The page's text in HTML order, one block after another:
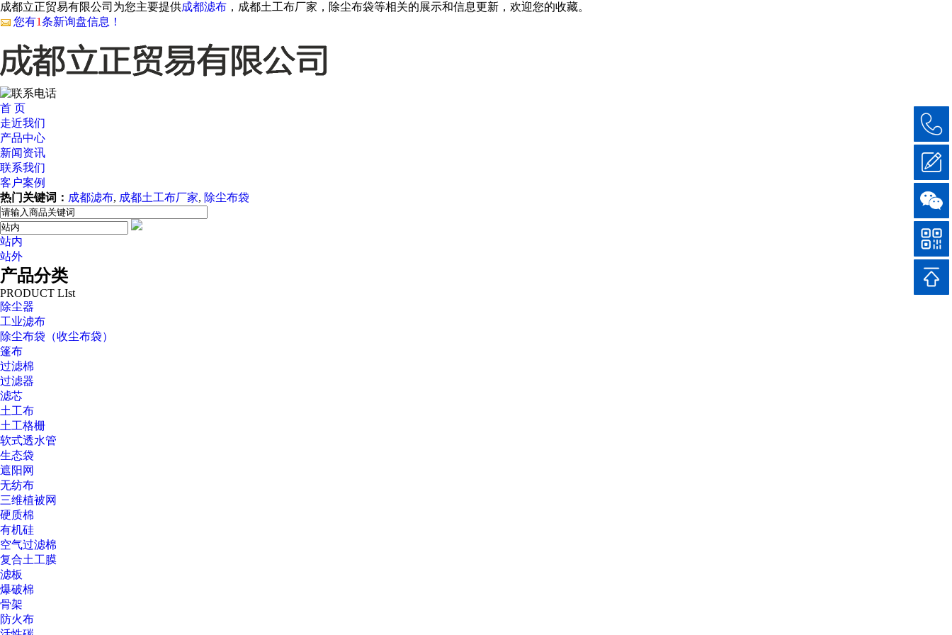
成都立正贸易有限公司为您主要提供成都滤布 ，成都土工布厂家，除尘布袋等相关的展示和信息更新，欢迎您的收藏。
您有1条新询盘信息！
首 页
走近我们
产品中心
新闻资讯
联系我们
客户案例
热门关键词： 成都滤布, 成都土工布厂家, 除尘布袋
站内
站外
产品分类
PRODUCT LIst
除尘器
工业滤布
除尘布袋（收尘布袋）
篷布
过滤棉
过滤器
滤芯
土工布
土工格栅
软式透水管
生态袋
遮阳网
无纺布
三维植被网
硬质棉
有机硅
空气过滤棉
复合土工膜
滤板
爆破棉
骨架
防火布